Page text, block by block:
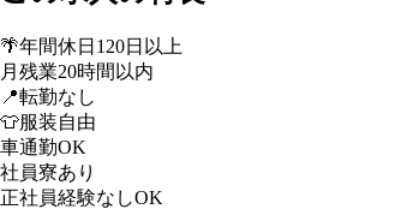
🌴年間休日120日以上
月残業20時間以内
📍転勤なし
👕服装自由
車通勤OK
社員寮あり
正社員経験なしOK